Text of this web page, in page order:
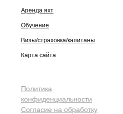
Аренда яхт
Обучение
Визы/страховка/капитаны
Карта сайта
Политика
конфиденциальности
Согласие на обработку